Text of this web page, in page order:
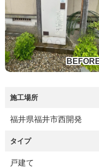
施工場所
福井県福井市西開発
タイプ
戸建て